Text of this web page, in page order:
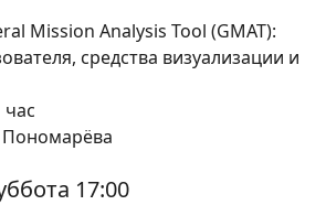
Mission Analysis Tool (GMAT):
средства визуализации и
час
17:00